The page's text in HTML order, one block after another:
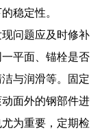
稳定性。
问题应及时修补
平面、锚栓是否
与润滑等。固定
面外的钢部件进
为重要，定期检